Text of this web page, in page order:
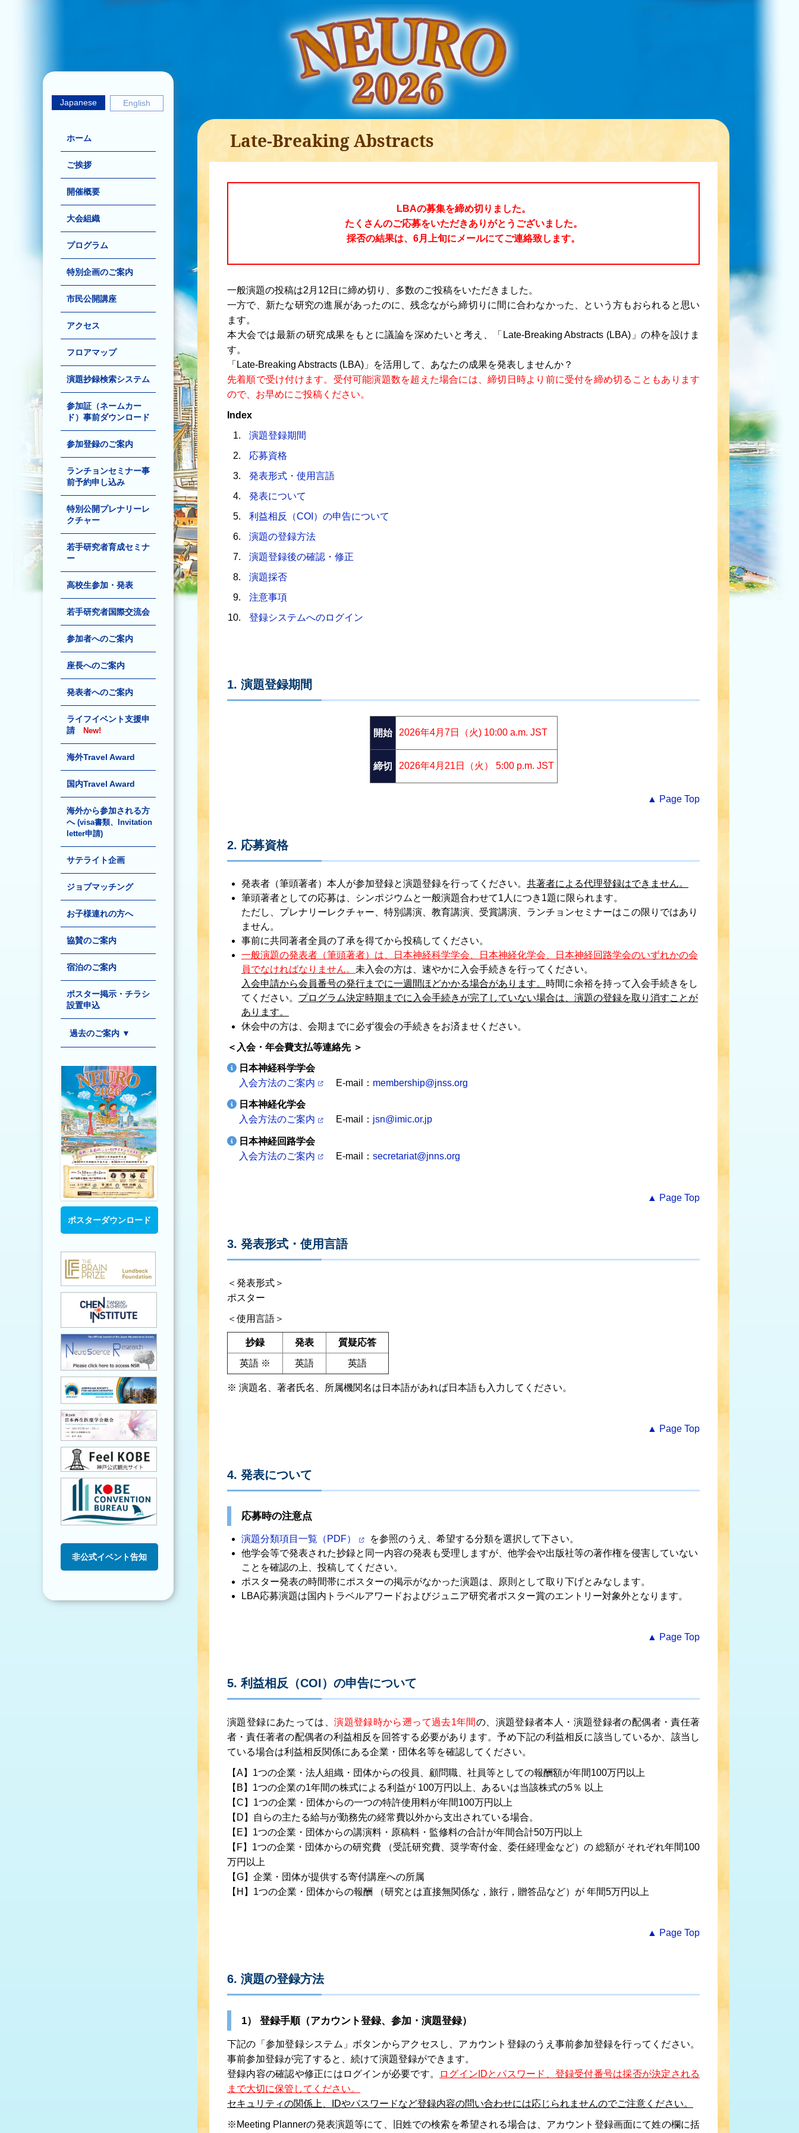
Japanese English
ホーム
ご挨拶
開催概要
大会組織
プログラム
特別企画のご案内
市民公開講座
アクセス
フロアマップ
演題抄録検索システム
参加証（ネームカー
ド）事前ダウンロード
参加登録のご案内
ランチョンセミナー事
前予約申し込み
特別公開プレナリーレ
クチャー
若手研究者育成セミナ
ー
高校生参加・発表
若手研究者国際交流会
参加者へのご案内
座長へのご案内
発表者へのご案内
ライフイベント支援申
請
New!
海外Travel Award
国内Travel Award
海外から参加される方
へ (visa書類、Invitation
letter申請)
サテライト企画
ジョブマッチング
お子様連れの方へ
協賛のご案内
宿泊のご案内
ポスター掲示・チラシ
設置申込
過去のご案内 ▼
ポスターダウンロード
非公式イベント告知
Late-Breaking Abstracts
LBAの募集を締め切りました。
たくさんのご応募をいただきありがとうございました。
採否の結果は、6月上旬にメールにてご連絡致します。
一般演題の投稿は2月12日に締め切り、多数のご投稿をいただきました。
一方で、新たな研究の進展があったのに、残念ながら締切りに間に合わなかった、という方もおられると思い
ます。
本大会では最新の研究成果をもとに議論を深めたいと考え、「Late-Breaking Abstracts (LBA)」の枠を設けま
す。
「Late-Breaking Abstracts (LBA)」を活用して、あなたの成果を発表しませんか？
先着順で受け付けます。受付可能演題数を超えた場合には、締切日時より前に受付を締め切ることもあります
ので、お早めにご投稿ください。
Index
演題登録期間
応募資格
発表形式・使用言語
発表について
利益相反（COI）の申告について
演題の登録方法
演題登録後の確認・修正
演題採否
注意事項
登録システムへのログイン
1. 演題登録期間
開始 2026年4月7日（火) 10:00 a.m. JST
締切 2026年4月21日（火） 5:00 p.m. JST
▲ Page Top
2. 応募資格
発表者（筆頭著者）本人が参加登録と演題登録を行ってください。 共著者による代理登録はできません。
筆頭著者としての応募は、シンポジウムと一般演題合わせて1人につき1題に限られます。
ただし、プレナリーレクチャー、特別講演、教育講演、受賞講演、ランチョンセミナーはこの限りではあり
ません。
事前に共同著者全員の了承を得てから投稿してください。
一般演題の発表者（筆頭著者）は、日本神経科学学会、日本神経化学会、日本神経回路学会のいずれかの会
員でなければなりません。 未入会の方は、速やかに入会手続きを行ってください。
入会申請から会員番号の発行までに一週間ほどかかる場合があります。 時間に余裕を持って入会手続きをし
てください。 プログラム決定時期までに入会手続きが完了していない場合は、演題の登録を取り消すことが
あります。
休会中の方は、会期までに必ず復会の手続きをお済ませください。
＜入会・年会費支払等連絡先 ＞
日本神経科学学会
入会方法のご案内
E-mail： membership@jnss.org
日本神経化学会
入会方法のご案内
E-mail： jsn@imic.or.jp
日本神経回路学会
入会方法のご案内
E-mail： secretariat@jnns.org
▲ Page Top
3. 発表形式・使用言語
＜発表形式＞
ポスター
＜使用言語＞
抄録 発表 質疑応答
英語 ※ 英語 英語
※ 演題名、著者氏名、所属機関名は日本語があれば日本語も入力してください。
▲ Page Top
4. 発表について
応募時の注意点
演題分類項目一覧（PDF）
を参照のうえ、希望する分類を選択して下さい。
他学会等で発表された抄録と同一内容の発表も受理しますが、他学会や出版社等の著作権を侵害していない
ことを確認の上、投稿してください。
ポスター発表の時間帯にポスターの掲示がなかった演題は、原則として取り下げとみなします。
LBA応募演題は国内トラベルアワードおよびジュニア研究者ポスター賞のエントリー対象外となります。
▲ Page Top
5. 利益相反（COI）の申告について
演題登録にあたっては、演題登録時から遡って過去1年間の、演題登録者本人・演題登録者の配偶者・責任著
者・責任著者の配偶者の利益相反を回答する必要があります。予め下記の利益相反に該当しているか、該当し
ている場合は利益相反関係にある企業・団体名等を確認してください。
【A】1つの企業・法人組織・団体からの役員、顧問職、社員等としての報酬額が年間100万円以上
【B】1つの企業の1年間の株式による利益が 100万円以上、あるいは当該株式の5％ 以上
【C】1つの企業・団体からの一つの特許使用料が年間100万円以上
【D】自らの主たる給与が勤務先の経常費以外から支出されている場合。
【E】1つの企業・団体からの講演料・原稿料・監修料の合計が年間合計50万円以上
【F】1つの企業・団体からの研究費 （受託研究費、奨学寄付金、委任経理金など）の 総額が それぞれ年間100
万円以上
【G】企業・団体が提供する寄付講座への所属
【H】1つの企業・団体からの報酬 （研究とは直接無関係な，旅行，贈答品など）が 年間5万円以上
▲ Page Top
6. 演題の登録方法
1） 登録手順（アカウント登録、参加・演題登録）
下記の「参加登録システム」ボタンからアクセスし、アカウント登録のうえ事前参加登録を行ってください。
事前参加登録が完了すると、続けて演題登録ができます。
登録内容の確認や修正にはログインが必要です。
ログインIDとパスワード、登録受付番号は採否が決定される
まで大切に保管してください。
セキュリティの関係上、IDやパスワードなど登録内容の問い合わせには応じられませんのでご注意ください。
※Meeting Plannerの発表演題等にて、旧姓での検索を希望される場合は、アカウント登録画面にて姓の欄に括